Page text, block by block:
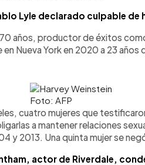
Lyle declarado culpable de
años, productor de éxitos
Nueva York en 2020 a 23 años
Foto: AFP
cuatro mujeres que
a mantener relaciones
y 2013. Una quinta mujer se
actor de Riverdale,